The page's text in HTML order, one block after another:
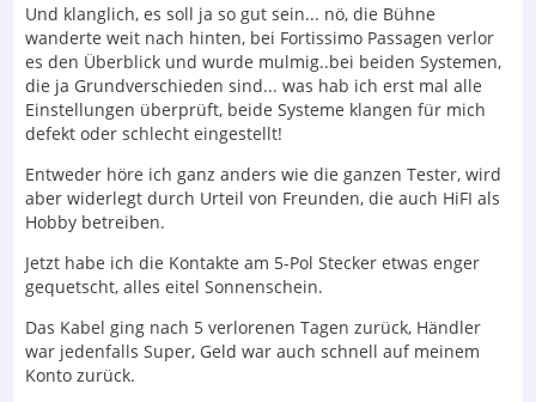
Und klanglich, es soll ja so gut sein... nö, die Bühne
wanderte weit nach hinten, bei Fortissimo Passagen verlor
es den Überblick und wurde mulmig..bei beiden Systemen,
die ja Grundverschieden sind... was hab ich erst mal alle
Einstellungen überprüft, beide Systeme klangen für mich
defekt oder schlecht eingestellt!
Entweder höre ich ganz anders wie die ganzen Tester, wird
aber widerlegt durch Urteil von Freunden, die auch HiFI als
Hobby betreiben.
Jetzt habe ich die Kontakte am 5-Pol Stecker etwas enger
gequetscht, alles eitel Sonnenschein.
Das Kabel ging nach 5 verlorenen Tagen zurück, Händler
war jedenfalls Super, Geld war auch schnell auf meinem
Konto zurück.